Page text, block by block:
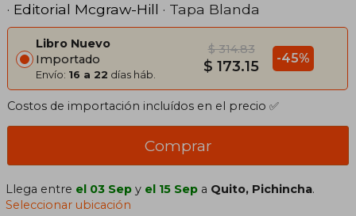
· Editorial Mcgraw-Hill · Tapa Blanda
Libro Nuevo
Importado
Envío: 16 a 22 días háb.
$ 314.83
$ 173.15 -45%
Costos de importación incluídos en el precio ✅
Comprar
Llega entre el 03 Sep y el 15 Sep a Quito, Pichincha.
Seleccionar ubicación